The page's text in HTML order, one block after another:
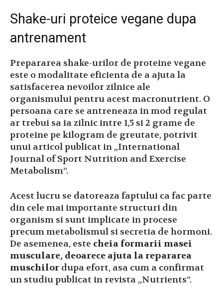
Shake-uri proteice vegane dupa
antrenament
Prepararea shake-urilor de proteine ​​vegane
este o modalitate eficienta de a ajuta la
satisfacerea nevoilor zilnice ale
organismului pentru acest macronutrient. O
persoana care se antreneaza in mod regulat
ar trebui sa ia zilnic intre 1,5 si 2 grame de
proteine ​​pe kilogram de greutate, potrivit
unui articol publicat in „International
Journal of Sport Nutrition and Exercise
Metabolism”.
Acest lucru se datoreaza faptului ca fac parte
din cele mai importante structuri din
organism si sunt implicate in procese
precum metabolismul si secretia de hormoni.
De asemenea, este cheia formarii masei
musculare, deoarece ajuta la repararea
muschilor dupa efort, asa cum a confirmat
un studiu publicat in revista „Nutrients”.